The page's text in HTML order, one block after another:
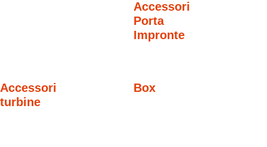
Accessori
Porta
Impronte
Accessori
turbine
Box